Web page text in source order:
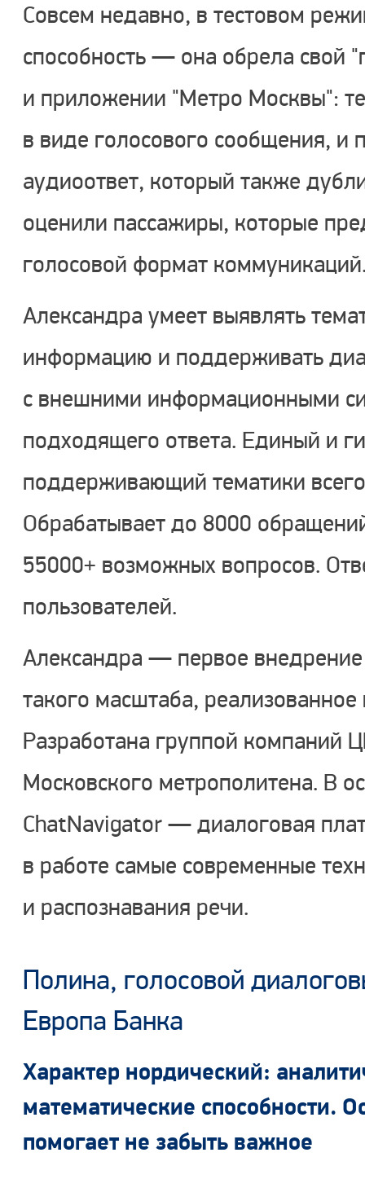
Совсем недавно, в тестовом
способность — она обрела свой
и приложении "Метро Москвы":
в виде голосового сообщения, и
аудиоответ, который также
оценили пассажиры, которые
голосовой формат
Александра умеет выявлять
информацию и поддерживать
с внешними информационными
подходящего ответа. Единый и
поддерживающий тематики
Обрабатывает до 8000
55000+ возможных вопросов.
пользователей.
Александра — первое
такого масштаба,
Разработана группой компаний
Московского метрополитена. В
ChatNavigator — диалоговая
в работе самые современные
и распознавания речи.
Полина, голосовой
Европа Банка
Характер нордический:
математические способности.
помогает не забыть важное